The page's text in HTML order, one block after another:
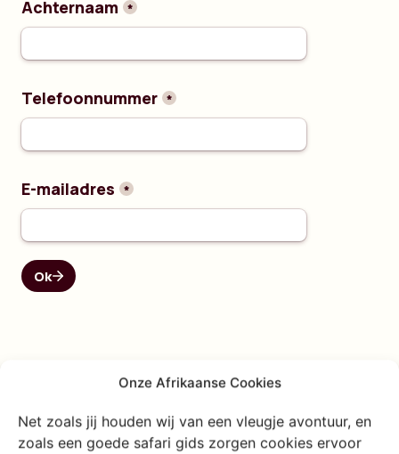
Onze Afrikaanse Cookies
Net zoals jij houden wij van een vleugje avontuur, en
zoals een goede safari gids zorgen cookies ervoor